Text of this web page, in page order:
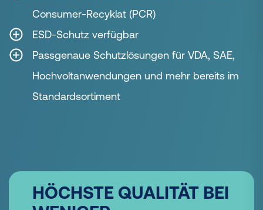
Consumer-Recyklat (PCR)
ESD-Schutz verfügbar
Passgenaue Schutzlösungen für VDA, SAE,
Hochvoltanwendungen und mehr bereits im
Standardsortiment
HÖCHSTE QUALITÄT BEI